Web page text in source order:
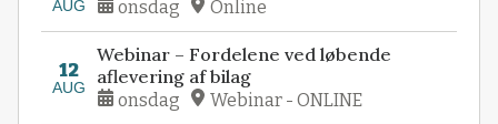
AUG onsdag Online
12
AUG
Webinar – Fordelene ved løbende
aflevering af bilag
onsdag Webinar - ONLINE